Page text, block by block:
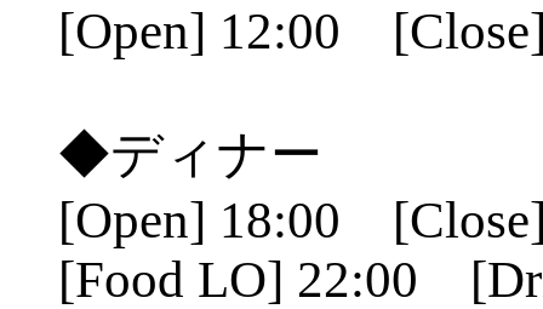
[Open] 12:00
◆ディナー
[Open] 18:00
[Food LO] 22:00